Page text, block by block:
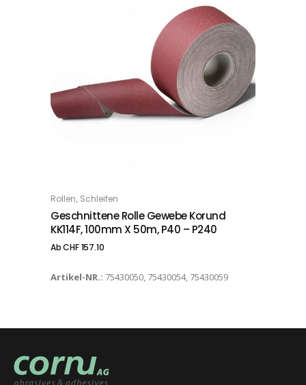
OPTIONS
Rollen, Schleifen
Geschnittene Rolle Gewebe Korund
KK114F, 100mm X 50m, P40 – P240
AbCHF157.10
Artikel-NR.: 75430050, 75430054, 75430059